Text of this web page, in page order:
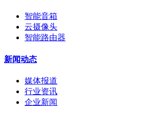
智能音箱
云摄像头
智能路由器
新闻动态
媒体报道
行业资讯
企业新闻